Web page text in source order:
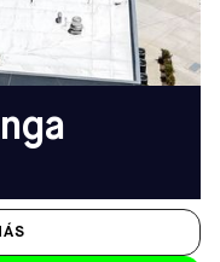
9.00 h - 22.00 h